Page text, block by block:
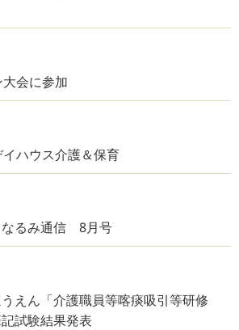
会に参加
イハウス介護＆保育
なるみ通信 8月号
えん「介護職員等喀痰吸引等研修
試験結果発表